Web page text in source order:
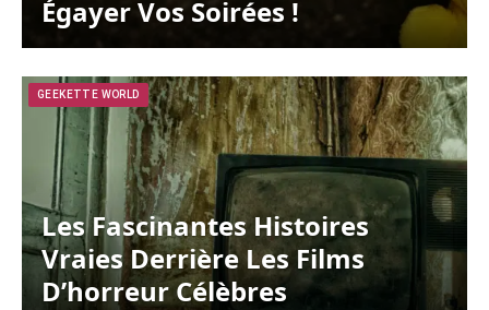
Égayer Vos Soirées !
GEEKETTE WORLD
Les Fascinantes Histoires
Vraies Derrière Les Films
D’horreur Célèbres